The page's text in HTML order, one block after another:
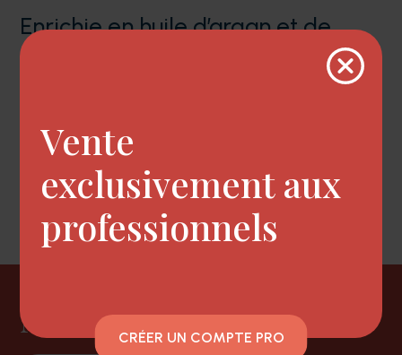
Enrichie en huile d’argan et de
marula, il démêle et nourrit
rendant lumineux, doux et vitaux
sans les alourdir.
Newsletter
Vente
exclusivement aux
professionnels
CRÉER UN COMPTE PRO